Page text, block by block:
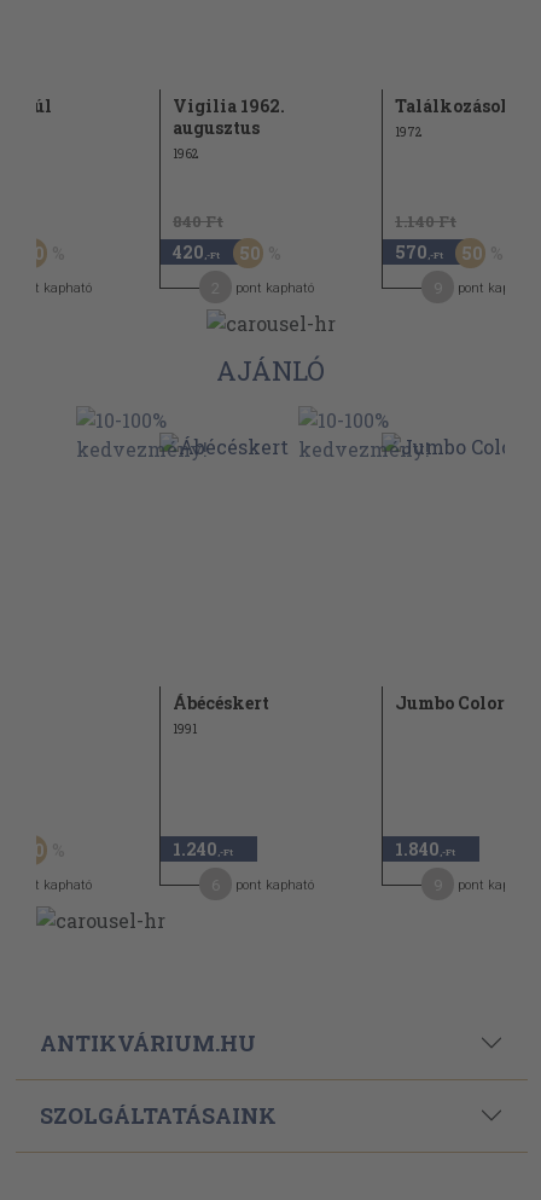
túl
50
pont kapható
Vigilia 1962.
augusztus
1962
840 Ft
420 ,-Ft 50
pont kapható
Találkozások
1972
1.140 Ft
570 ,-Ft 50
pont kapható
AJÁNLÓ
50
pont kapható
Ábécéskert
1991
1.240 ,-Ft
pont kapható
Jumbo Color 4.
1.840 ,-Ft
pont kapható
ANTIKVÁRIUM.HU
SZOLGÁLTATÁSAINK